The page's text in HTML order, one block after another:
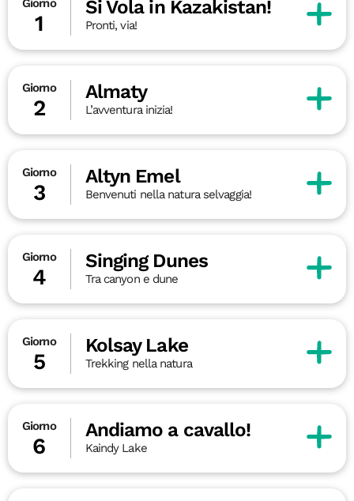
Giorno
1
Si Vola in Kazakistan!
Pronti, via!
Giorno
2
Almaty
L’avventura inizia!
Giorno
3
Altyn Emel
Benvenuti nella natura selvaggia!
Giorno
4
Singing Dunes
Tra canyon e dune
Giorno
5
Kolsay Lake
Trekking nella natura
Giorno
6
Andiamo a cavallo!
Kaindy Lake